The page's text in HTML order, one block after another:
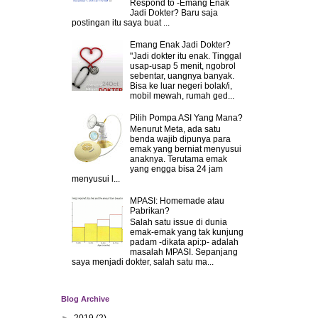
Respond to -Emang Enak
Jadi Dokter? Baru saja
postingan itu saya buat ...
Emang Enak Jadi Dokter?
"Jadi dokter itu enak. Tinggal
usap-usap 5 menit, ngobrol
sebentar, uangnya banyak.
Bisa ke luar negeri bolak/i,
mobil mewah, rumah ged...
Pilih Pompa ASI Yang Mana?
Menurut Meta, ada satu
benda wajib dipunya para
emak yang berniat menyusui
anaknya. Terutama emak
yang engga bisa 24 jam
menyusui l...
MPASI: Homemade atau
Pabrikan?
Salah satu issue di dunia
emak-emak yang tak kunjung
padam -dikata api:p- adalah
masalah MPASI. Sepanjang
saya menjadi dokter, salah satu ma...
Blog Archive